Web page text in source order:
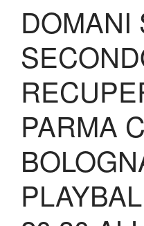
DOMANI
PARMA